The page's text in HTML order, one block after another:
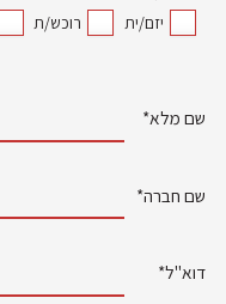
יזם/ית
רוכש/ת
שם מלא*
שם חברה*
דוא"ל*